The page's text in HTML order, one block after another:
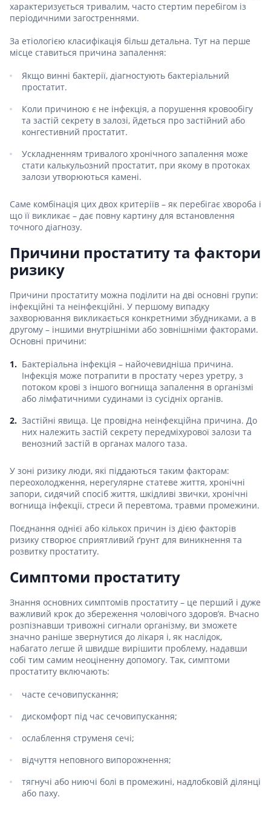
характеризується тривалим, часто стертим перебігом із
періодичними загостреннями.
За етіологією класифікація більш детальна. Тут на перше
місце ставиться причина запалення:
Якщо винні бактерії, діагностують бактеріальний
простатит.
Коли причиною є не інфекція, а порушення кровообігу
та застій секрету в залозі, йдеться про застійний або
конгестивний простатит.
Ускладненням тривалого хронічного запалення може
стати калькульозний простатит, при якому в протоках
залози утворюються камені.
Саме комбінація цих двох критеріїв – як перебігає хвороба і
що її викликає – дає повну картину для встановлення
точного діагнозу.
Причини простатиту та фактори
ризику
Причини простатиту можна поділити на дві основні групи:
інфекційні та неінфекційні. У першому випадку
захворювання викликається конкретними збудниками, а в
другому – іншими внутрішніми або зовнішніми факторами.
Основні причини:
Бактеріальна інфекція – найочевидніша причина.
Інфекція може потрапити в простату через уретру, з
потоком крові з іншого вогнища запалення в організмі
або лімфатичними судинами із сусідніх органів.
Застійні явища. Це провідна неінфекційна причина. До
них належить застій секрету передміхурової залози та
венозний застій в органах малого таза.
У зоні ризику люди, які піддаються таким факторам:
переохолодження, нерегулярне статеве життя, хронічні
запори, сидячий спосіб життя, шкідливі звички, хронічні
вогнища інфекції, стреси й перевтома, травми промежини.
Поєднання однієї або кількох причин із дією факторів
ризику створює сприятливий ґрунт для виникнення та
розвитку простатиту.
Симптоми простатиту
Знання основних симптомів простатиту – це перший і дуже
важливий крок до збереження чоловічого здоров’я. Вчасно
розпізнавши тривожні сигнали організму, ви зможете
значно раніше звернутися до лікаря і, як наслідок,
набагато легше й швидше вирішити проблему, надавши
собі тим самим неоціненну допомогу. Так, симптоми
простатиту включають:
часте сечовипускання;
дискомфорт під час сечовипускання;
ослаблення струменя сечі;
відчуття неповного випорожнення;
тягнучі або ниючі болі в промежині, надлобковій ділянці
або паху.